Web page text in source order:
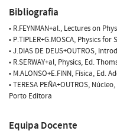
Bibliografia
• R.FEYNMAN+al., Lectures on
• P.TIPLER+G.MOSCA, Physics
• J.DIAS DE DEUS+OUTROS,
• R.SERWAY+al, Physics, Ed.
• M.ALONSO+E.FINN, Física, Ed.
• TERESA PEÑA+OUTROS,
Porto Editora
Equipa Docente